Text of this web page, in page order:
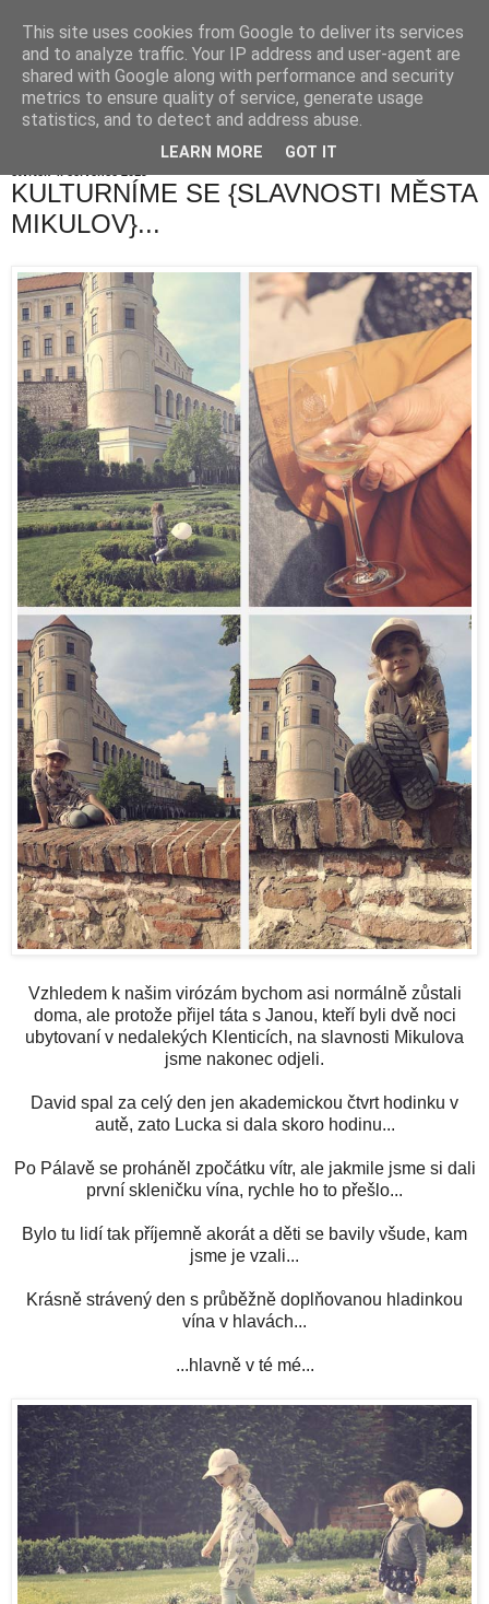
KULTURNÍME SE {SLAVNOSTI MĚSTA
MIKULOV}...
Vzhledem k našim virózám bychom asi normálně zůstali
doma, ale protože přijel táta s Janou, kteří byli dvě noci
ubytovaní v nedalekých Klenticích, na slavnosti Mikulova
jsme nakonec odjeli.
David spal za celý den jen akademickou čtvrt hodinku v
autě, zato Lucka si dala skoro hodinu...
Po Pálavě se proháněl zpočátku vítr, ale jakmile jsme si dali
první skleničku vína, rychle ho to přešlo...
Bylo tu lidí tak příjemně akorát a děti se bavily všude, kam
jsme je vzali...
Krásně strávený den s průběžně doplňovanou hladinkou
vína v hlavách...
...hlavně v té mé...
This site uses cookies from Google to deliver its services
and to analyze traffic. Your IP address and user-agent are
shared with Google along with performance and security
metrics to ensure quality of service, generate usage
statistics, and to detect and address abuse.
LEARN MORE GOT IT